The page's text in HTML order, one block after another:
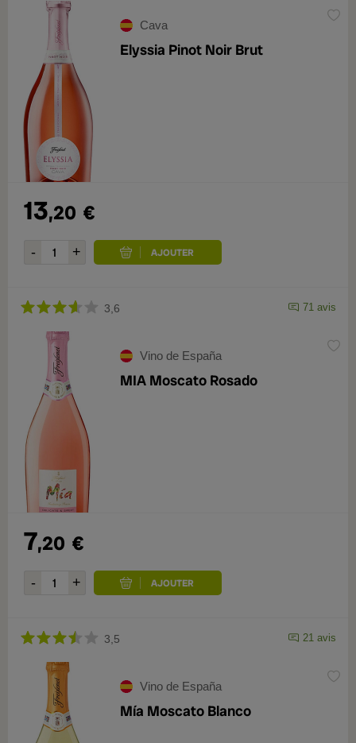
Cava
Elyssia Pinot Noir Brut
13,20 €
3,6 71 avis
Vino de España
MIA Moscato Rosado
7,20 €
3,5 21 avis
Vino de España
Mía Moscato Blanco